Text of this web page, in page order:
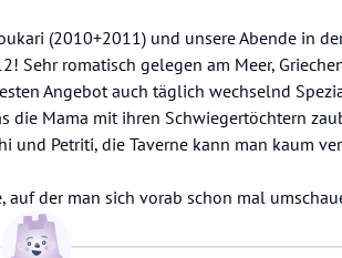
(2010+2011) und unsere Abende in
Sehr romatisch gelegen am Meer,
Angebot auch täglich wechselnd
die Mama mit ihren Schwiegertöchtern
und Petriti, die Taverne kann man kaum
der man sich vorab schon mal